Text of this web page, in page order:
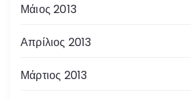
Μάιος 2013
Απρίλιος 2013
Μάρτιος 2013